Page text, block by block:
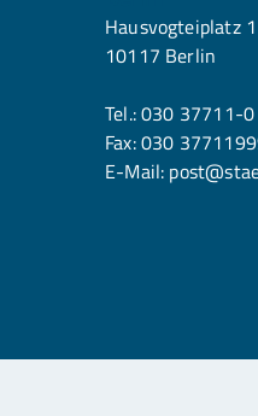
Hausvogteiplatz 1
10117 Berlin
Tel.:030 37711-0
Fax: 030
E-Mail: